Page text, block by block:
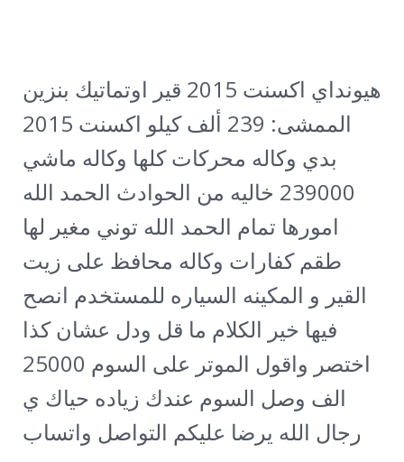
هيونداي اكسنت 2015 قير اوتماتيك بنزين
الممشى: 239 ألف كيلو
اكسنت 2015
بدي وكاله محركات كلها وكاله ماشي
239000 خاليه من الحوادث الحمد الله
امورها تمام الحمد الله توني مغير لها
طقم كفارات وكاله محافظ على زيت
القير و المكينه السياره للمستخدم انصح
فيها خير الكلام ما قل ودل عشان كذا
اختصر واقول الموتر على السوم 25000
الف وصل السوم عندك زياده حياك ي
رجال الله يرضا عليكم التواصل واتساب